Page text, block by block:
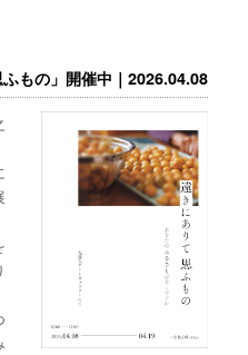
もの」開催中｜2026.04.08